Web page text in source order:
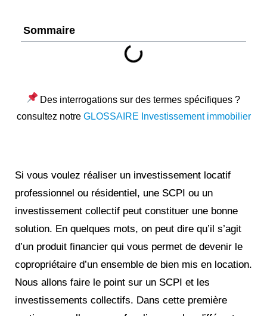
Sommaire
Des interrogations sur des termes spécifiques ?
consultez notre GLOSSAIRE Investissement immobilier
Si vous voulez réaliser un investissement locatif
professionnel ou résidentiel, une SCPI ou un
investissement collectif peut constituer une bonne
solution. En quelques mots, on peut dire qu’il s’agit
d’un produit financier qui vous permet de devenir le
copropriétaire d’un ensemble de bien mis en location.
Nous allons faire le point sur un SCPI et les
investissements collectifs. Dans cette première